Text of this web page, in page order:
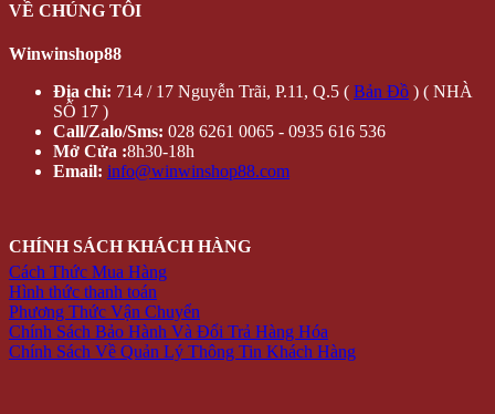
VỀ CHÚNG TÔI
Winwinshop88
Địa chỉ: 714 / 17 Nguyễn Trãi, P.11, Q.5 ( Bản Đồ ) ( NHÀ
SỐ 17 )
Call/Zalo/Sms: 028 6261 0065 - 0935 616 536
Mở Cửa :8h30-18h
Email: info@winwinshop88.com
CHÍNH SÁCH KHÁCH HÀNG
Cách Thức Mua Hàng
Hình thức thanh toán
Phương Thức Vận Chuyển
Chính Sách Bảo Hành Và Đổi Trả Hàng Hóa
Chính Sách Về Quản Lý Thông Tin Khách Hàng